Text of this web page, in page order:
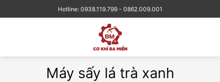
to
Hotline: 0938.119.799 - 0862.009.001
Máy sấy lá trà xanh